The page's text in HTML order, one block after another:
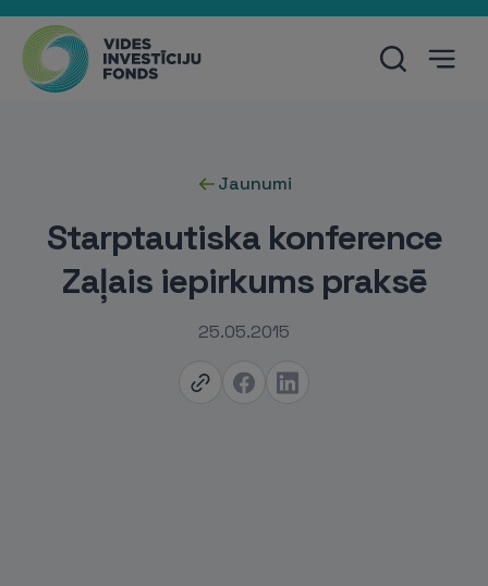
Jaunumi
Starptautiska konference
Zaļais iepirkums praksē
25.05.2015